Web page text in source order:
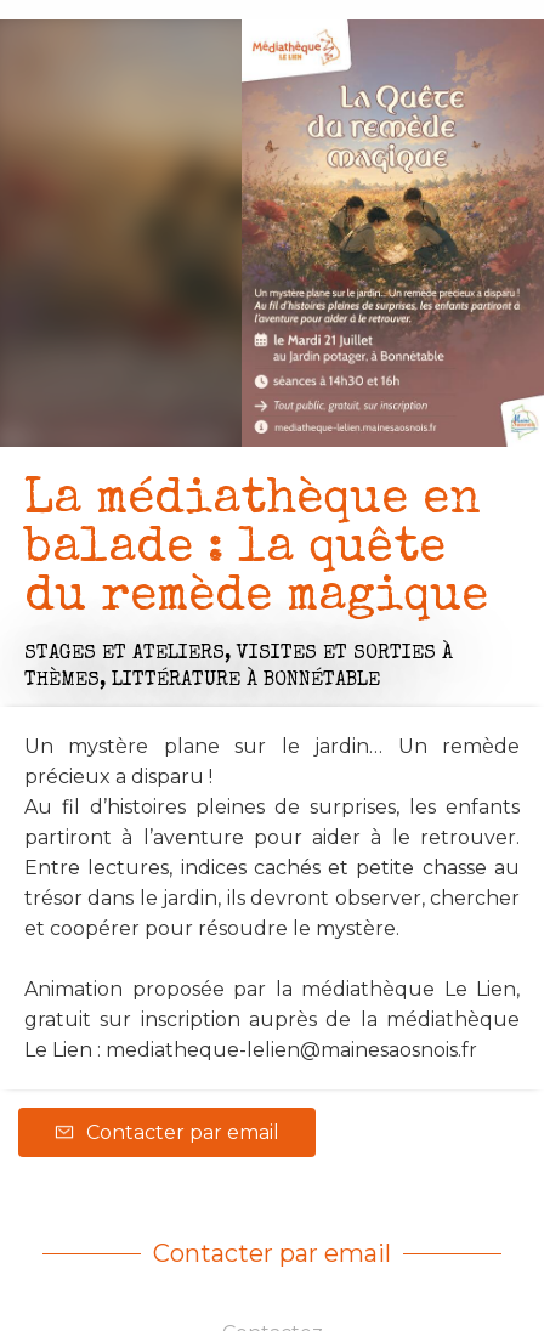
Aller
La médiathèque en
balade : la quête
du remède magique
STAGES ET ATELIERS, VISITES ET SORTIES À
THÈMES, LITTÉRATURE À BONNÉTABLE
Un mystère plane sur le jardin… Un remède
précieux a disparu !
Au fil d’histoires pleines de surprises, les enfants
partiront à l’aventure pour aider à le retrouver.
Entre lectures, indices cachés et petite chasse au
trésor dans le jardin, ils devront observer, chercher
et coopérer pour résoudre le mystère.
Animation proposée par la médiathèque Le Lien,
gratuit sur inscription auprès de la médiathèque
Le Lien : mediatheque-lelien@mainesaosnois.fr
Contacter par email
Contacter par email